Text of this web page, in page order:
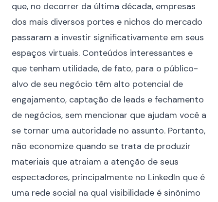
que, no decorrer da última década, empresas
dos mais diversos portes e nichos do mercado
passaram a investir significativamente em seus
espaços virtuais. Conteúdos interessantes e
que tenham utilidade, de fato, para o público-
alvo de seu negócio têm alto potencial de
engajamento, captação de leads e fechamento
de negócios, sem mencionar que ajudam você a
se tornar uma autoridade no assunto. Portanto,
não economize quando se trata de produzir
materiais que atraiam a atenção de seus
espectadores, principalmente no LinkedIn que é
uma rede social na qual visibilidade é sinônimo